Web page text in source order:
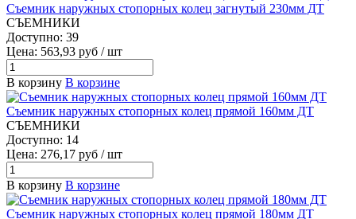
Съемник наружных стопорных колец загнутый 230мм ДТ
СЪЕМНИКИ
Доступно: 39
Цена: 563,93 руб / шт
В корзину В корзине
Съемник наружных стопорных колец прямой 160мм ДТ
СЪЕМНИКИ
Доступно: 14
Цена: 276,17 руб / шт
В корзину В корзине
Съемник наружных стопорных колец прямой 180мм ДТ